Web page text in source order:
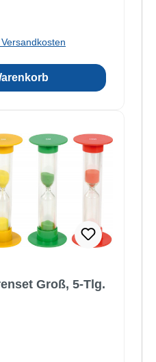
Groß, 5-Tlg.